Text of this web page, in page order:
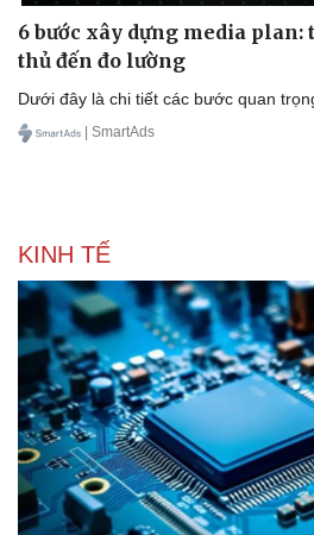
6 bước xây dựng media plan:
thủ đến đo lường
Dưới đây là chi tiết các bước quan
| SmartAds
KINH TẾ